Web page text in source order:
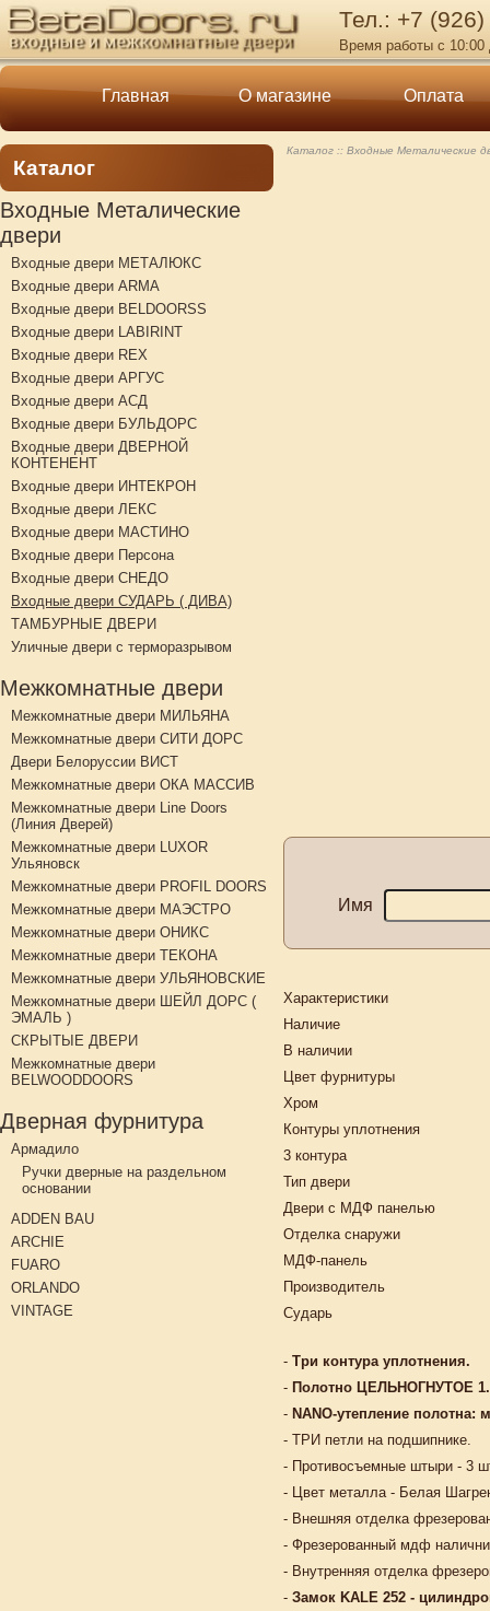
Тел.: +7
Время работы с 10:00
Главная О магазине Оплата
Каталог
Входные Металические
двери
Входные двери МЕТАЛЮКС
Входные двери ARMA
Входные двери BELDOORSS
Входные двери LABIRINT
Входные двери REX
Входные двери АРГУС
Входные двери АСД
Входные двери БУЛЬДОРС
Входные двери ДВЕРНОЙ
КОНТЕНЕНТ
Входные двери ИНТЕКРОН
Входные двери ЛЕКС
Входные двери МАСТИНО
Входные двери Персона
Входные двери СНЕДО
Входные двери СУДАРЬ ( ДИВА)
ТАМБУРНЫЕ ДВЕРИ
Уличные двери с терморазрывом
Межкомнатные двери
Межкомнатные двери МИЛЬЯНА
Межкомнатные двери СИТИ ДОРС
Двери Белоруссии ВИСТ
Межкомнатные двери ОКА МАССИВ
Межкомнатные двери Line Doors
(Линия Дверей)
Межкомнатные двери LUXOR
Ульяновск
Межкомнатные двери PROFIL DOORS
Межкомнатные двери МАЭСТРО
Межкомнатные двери ОНИКС
Межкомнатные двери ТЕКОНА
Межкомнатные двери УЛЬЯНОВСКИЕ
Межкомнатные двери ШЕЙЛ ДОРС (
ЭМАЛЬ )
СКРЫТЫЕ ДВЕРИ
Межкомнатные двери
BELWOODDOORS
Дверная фурнитура
Армадило
Ручки дверные на раздельном
основании
ADDEN BAU
ARCHIE
FUARO
ORLANDO
VINTAGE
Каталог Входные Металические
Имя
Характеристики
Наличие
В наличии
Цвет фурнитуры
Хром
Контуры уплотнения
3 контура
Тип двери
Двери с МДФ панелью
Отделка снаружи
МДФ-панель
Производитель
Сударь
- Три контура уплотнения.
- Полотно ЦЕЛЬНОГНУТОЕ
- NANO-утепление
- ТРИ петли на подшипнике.
- Противосъемные штыри - 3
- Цвет металла - Белая
- Внешняя отделка
- Фрезерованный мдф
- Внутренняя отделка
- Замок KALE 252 -